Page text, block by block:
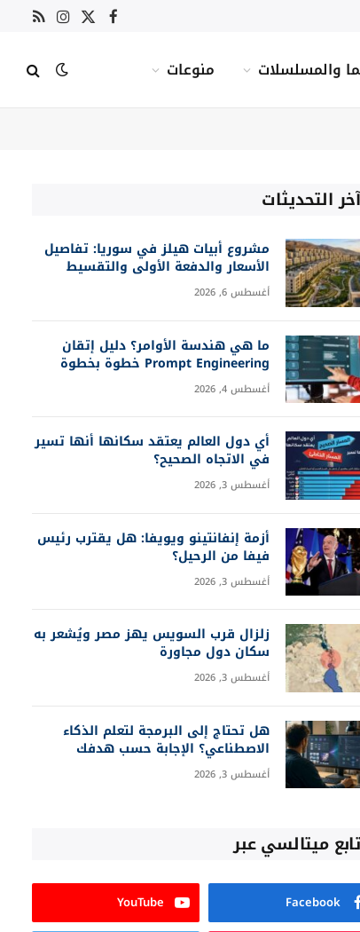
فيسبوك
X الانستغرام
RSS
والمسلسلات منوعات
آخر التحديثات
مشروع أبيات هيلز في سوريا: تفاصيل
الأسعار والدفعة الأولى والتقسيط
أغسطس 6, 2026
ما هي هندسة الأوامر؟ دليل إتقان
Prompt Engineering خطوة بخطوة
أغسطس 4, 2026
أي دول العالم يعتقد سكانها أنها تسير
في الاتجاه الصحيح؟
أغسطس 3, 2026
أزمة إنفانتينو ويويفا: هل يقترب رئيس
فيفا من الرحيل؟
أغسطس 3, 2026
زلزال قرب السويس يهز مصر ويُشعر به
سكان دول مجاورة
أغسطس 3, 2026
هل تحتاج إلى البرمجة لتعلم الذكاء
الاصطناعي؟ الإجابة حسب هدفك
أغسطس 3, 2026
تابع ميتالسي عبر
Facebook
YouTube